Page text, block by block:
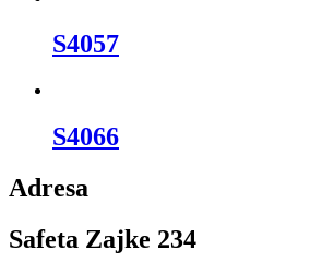
S4057
S4066
Adresa
Safeta Zajke 234